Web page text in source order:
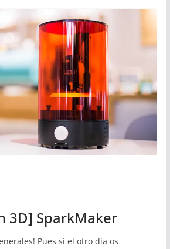
3D] SparkMaker
Pues si el otro día os